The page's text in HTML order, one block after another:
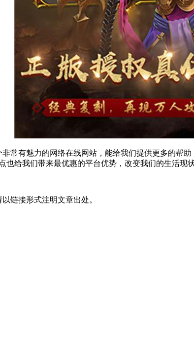
非常有魅力的网络在线网站 ，能给我们提供更多的帮
也给我们带来最优惠的平台优势，改变我们的生活现
链接形式注明文章出处。